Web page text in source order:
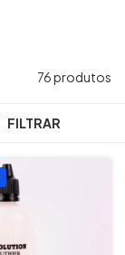
76 produtos
FILTRAR